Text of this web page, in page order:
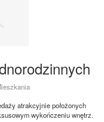
atrakcyjnie położonych
wykończeniu wnętrz.